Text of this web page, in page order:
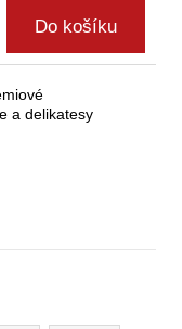
Do košíku
a delikatesy